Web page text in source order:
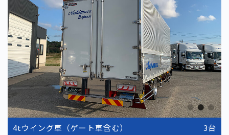
4tウイング車（ゲート車含む） 3台